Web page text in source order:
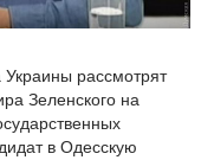
Украины рассмотрят
Зеленского на
в Одесскую